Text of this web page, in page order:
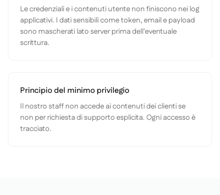
Le credenziali e i contenuti utente non finiscono nei log
applicativi. I dati sensibili come token, email e payload
sono mascherati lato server prima dell'eventuale
scrittura.
Principio del minimo privilegio
Il nostro staff non accede ai contenuti dei clienti se
non per richiesta di supporto esplicita. Ogni accesso è
tracciato.